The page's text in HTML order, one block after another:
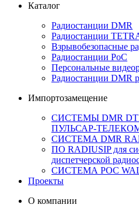
Каталог
Радиостанции DMR
Радиостанции
Взрывобезопасные
Радиостанции PoC
Персональные
Радиостанции DMR
Импортозамещение
СИСТЕМЫ DMR
ПУЛЬСАР-
СИСТЕМА DMR
ПО RADIUSIP для
диспетчерской
CИСТЕМА POC
Проекты
О компании